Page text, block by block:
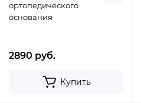
ортопедического
основания
2890 руб.
Купить